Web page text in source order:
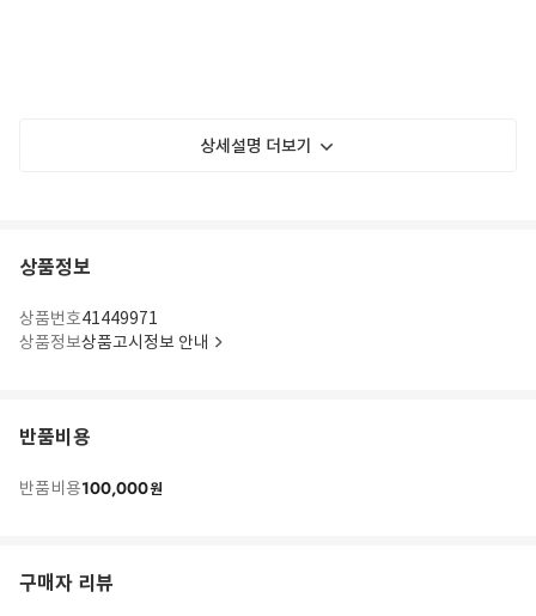
상세설명 더보기
상품정보
상품번호41449971
상품정보상품고시정보 안내
반품비용
반품비용100,000원
구매자 리뷰